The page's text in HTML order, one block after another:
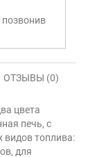
позвонив
ОТЗЫВЫ (0)
цвета
печь, с
видов топлива:
для